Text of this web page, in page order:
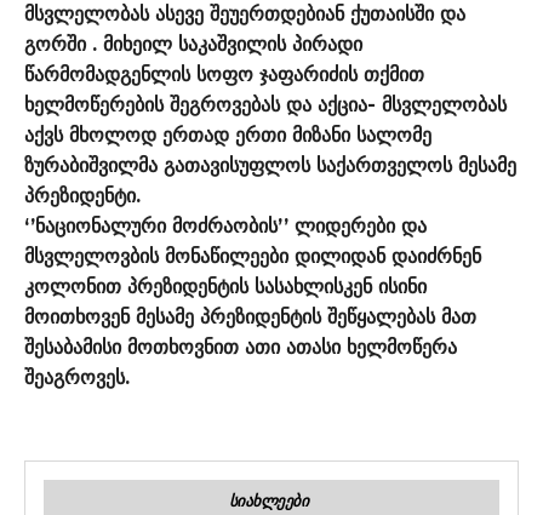
მსვლელობას ასევე შეუერთდებიან ქუთაისში და
გორში . მიხეილ საკაშვილის პირადი
წარმომადგენლის სოფო ჯაფარიძის თქმით
ხელმოწერების შეგროვებას და აქცია- მსვლელობას
აქვს მხოლოდ ერთად ერთი მიზანი სალომე
ზურაბიშვილმა გათავისუფლოს საქართველოს მესამე
პრეზიდენტი.
‘’ნაციონალური მოძრაობის’’ ლიდერები და
მსვლელოვბის მონაწილეები დილიდან დაიძრნენ
კოლონით პრეზიდენტის სასახლისკენ ისინი
მოითხოვენ მესამე პრეზიდენტის შეწყალებას მათ
შესაბამისი მოთხოვნით ათი ათასი ხელმოწერა
შეაგროვეს.
ᲡᲘᲐᲮᲚᲔᲔᲑᲘ